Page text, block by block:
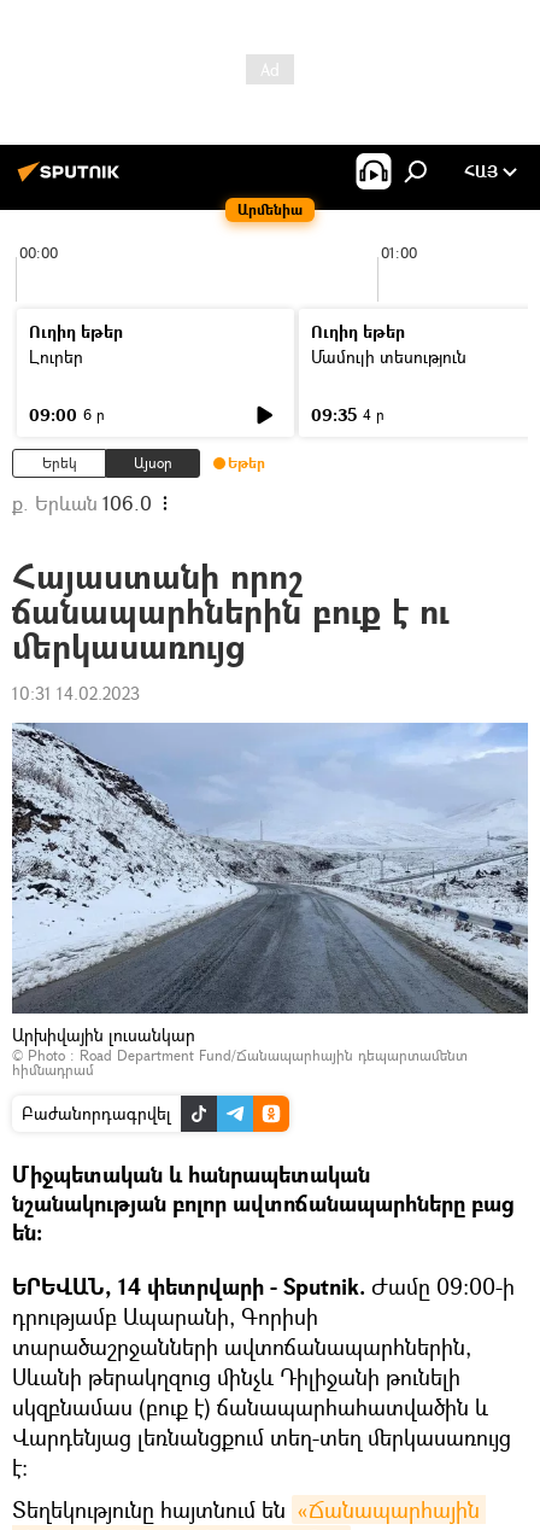
Արմենիա
ՀԱՅ
00:00 01:00
Ուղիղ եթեր
Լուրեր
09:00 6 ր
Ուղիղ եթեր
Մամուլի տեսություն
09:35 4 ր
Երեկ Այսօր Եթեր
ք. Երևան 106.0
Հայաստանի որոշ
ճանապարհներին բուք է ու
մերկասառույց
10:31 14.02.2023
Արխիվային լուսանկար
© Photo : Road Department Fund/Ճանապարհային դեպարտամենտ
հիմնադրամ
Բաժանորդագրվել
Միջպետական և հանրապետական
նշանակության բոլոր ավտոճանապարհները բաց
են։
ԵՐԵՎԱՆ, 14 փետրվարի - Sputnik. Ժամը 09։00-ի
դրությամբ Ապարանի, Գորիսի
տարածաշրջանների ավտոճանապարհներին,
Սևանի թերակղզուց մինչև Դիլիջանի թունելի
սկզբնամաս (բուք է) ճանապարհահատվածին և
Վարդենյաց լեռնանցքում տեղ-տեղ մերկասառույց
է։
Տեղեկությունը հայտնում են «Ճանապարհային